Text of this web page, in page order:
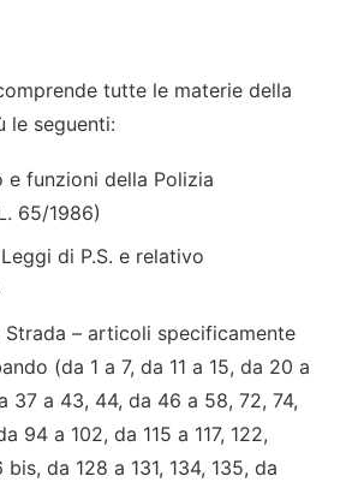
tutte le materie della
le seguenti:
e funzioni della Polizia
65/1986)
di P.S. e relativo
Strada – articoli specificamente
(da 1 a 7, da 11 a 15, da 20 a
37 a 43, 44, da 46 a 58, 72, 74,
94 a 102, da 115 a 117, 122,
bis, da 128 a 131, 134, 135, da